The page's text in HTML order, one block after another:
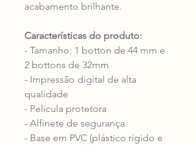
acabamento brilhante.
Características do produto:
- Tamanho: 1 botton de 44 mm e
2 bottons de 32mm
- Impressão digital de alta
qualidade
- Película protetora
- Alfinete de segurança
- Base em PVC (plástico rígido e